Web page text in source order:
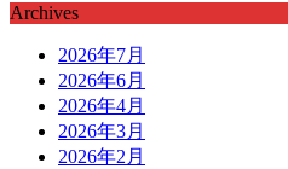
Archives
2026年7月
2026年6月
2026年4月
2026年3月
2026年2月